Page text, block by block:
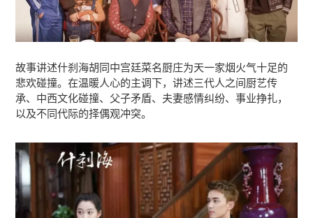
故事讲述什刹海胡同中宫廷菜名厨庄为天一家烟火气十足的
悲欢碰撞。在温暖人心的主调下，讲述三代人之间厨艺传
承、中西文化碰撞、父子矛盾、夫妻感情纠纷、事业挣扎，
以及不同代际的择偶观冲突。